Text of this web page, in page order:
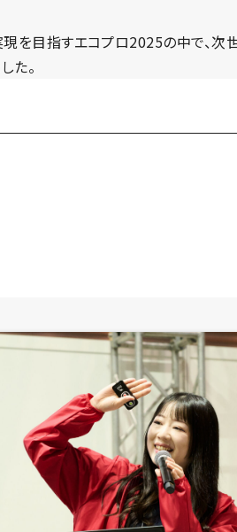
を目指すエコプロ2025の中で、次
た。